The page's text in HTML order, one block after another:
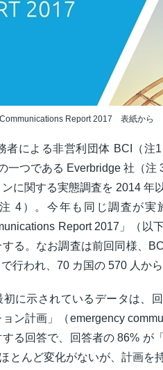
Communications Report 2017 表紙から
者による非営利団体 BCI（注
一つである Everbridge 社（注
に関する実態調査を 2014 年
4）。今年も同じ調査が実
Report 2017」（以
る。なお調査は前回同様、
行われ、70 カ国の 570 人か
に示されているデータは、
ン計画」（emergency
る回答で、回答者の 86% が
とんど変化がないが、計画を